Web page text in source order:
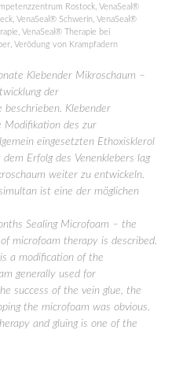
Rostock, VenaSeal®
, VenaSeal® Schwerin, VenaSeal®
, VenaSeal® Therapie bei
, Verödung von Krampfadern
Klebender Mikroschaum –
der
beschrieben. Klebender
Modifikation des zur
eingesetzten Ethoxisklerol
Erfolg des Venenklebers lag
weiter zu entwickeln.
ist eine der möglichen
Sealing Microfoam – the
microfoam therapy is described.
a modification of the
generally used for
success of the vein glue, the
the microfoam was obvious.
and gluing is one of the